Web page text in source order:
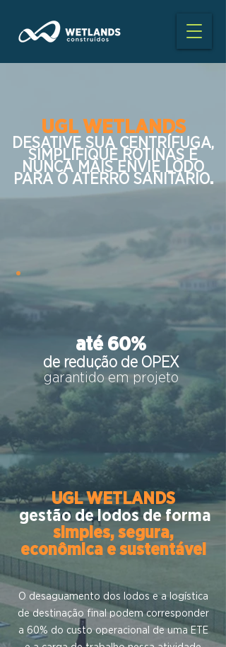
UGL WETLANDS
DESATIVE SUA CENTRÍFUGA,
SIMPLIFIQUE ROTINAS E
NUNCA MAIS ENVIE LODO
PARA O ATERRO SANITÁRIO.
até 60%
de redução de OPEX
garantido em projeto
UGL WETLANDS
gestão de lodos de forma
simples, segura,
econômica e sustentável
O desaguamento dos lodos e a logística
de destinação final podem corresponder
a 60% do custo operacional de uma ETE